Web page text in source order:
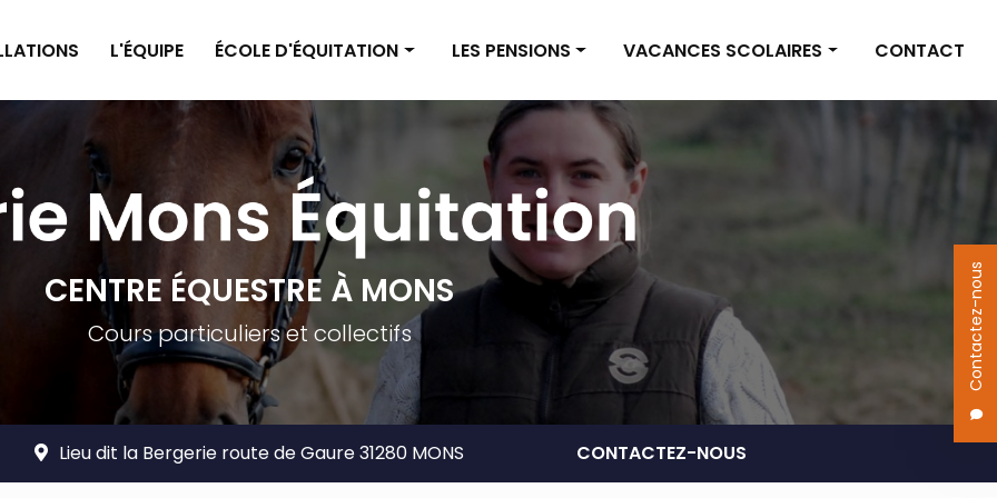
Contactez-nous
L'ÉQUIPE ÉCOLE D'ÉQUITATION
Enseignement poney
Enseignement cheval
Planning
Tarifs
LES PENSIONS
Pension box
Pension pré
Tarif des pensions
VACANCES SCOLAIRES
Actualités
CONTACT
CENTRE ÉQUESTRE À MONS
Cours particuliers et collectifs
Lieu dit la Bergerie route de Gaure 31280 MONS CONTACTEZ-NOUS